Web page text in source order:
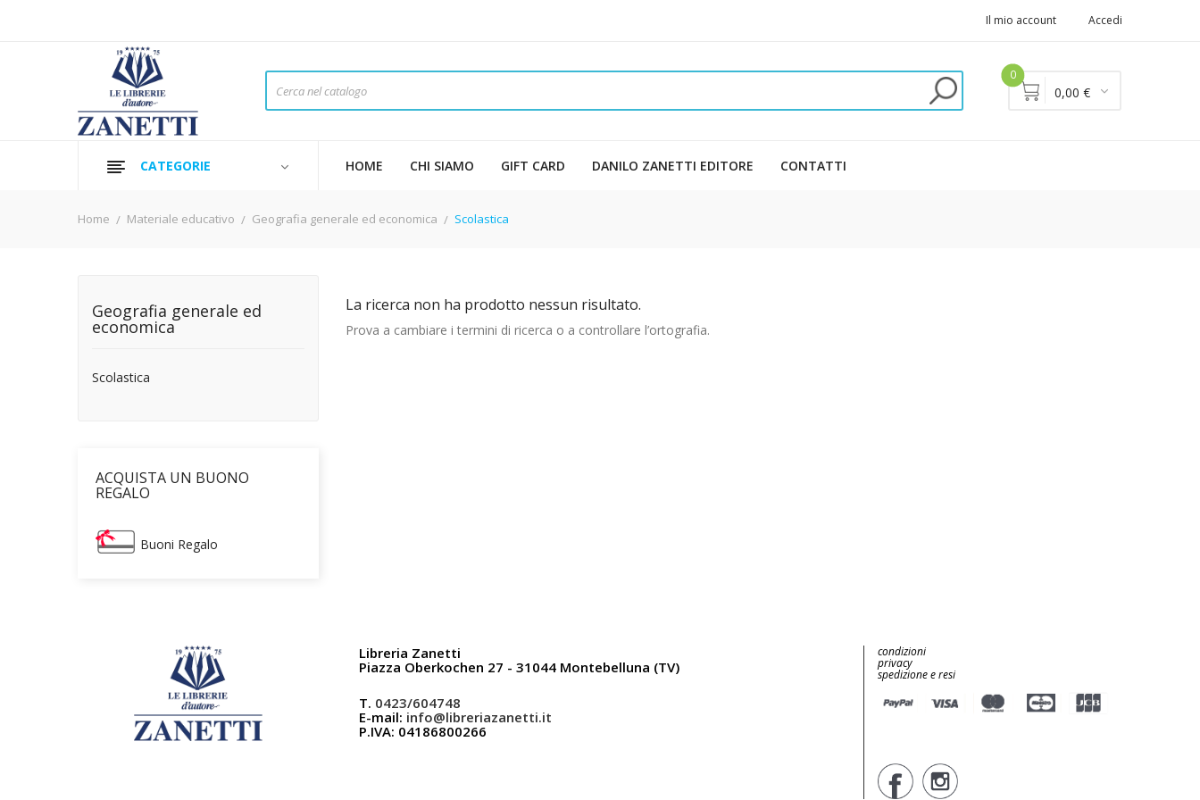
Il mio account Accedi
0
0,00 €
CATEGORIE HOME CHI SIAMO GIFT CARD DANILO ZANETTI EDITORE CONTATTI
Home Materiale educativo Geografia generale ed economica Scolastica
Geografia generale ed
economica
Scolastica
ACQUISTA UN BUONO
REGALO
Buoni Regalo
La ricerca non ha prodotto nessun risultato.
Prova a cambiare i termini di ricerca o a controllare l’ortografia.
Libreria Zanetti
Piazza Oberkochen 27 - 31044 Montebelluna (TV)
T. 0423/604748
E-mail: info@libreriazanetti.it
P.IVA: 04186800266
condizioni
privacy
spedizione e resi